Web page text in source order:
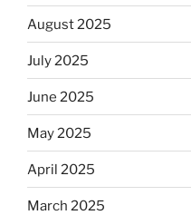
August 2025
July 2025
June 2025
May 2025
April 2025
March 2025